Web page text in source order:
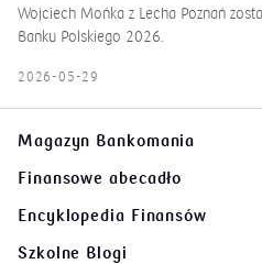
Wojciech Mońka z Lecha Poznań
Banku Polskiego 2026.
2026-05-29
Magazyn Bankomania
Finansowe abecadło
Encyklopedia Finansów
Szkolne Blogi